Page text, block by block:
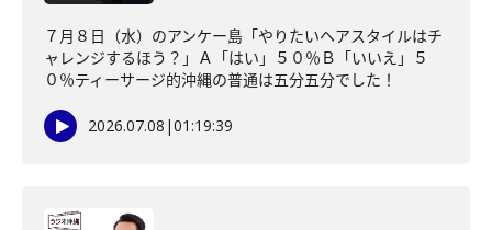
７月８日（水）のアンケー島「やりたいヘアスタイルはチ
ャレンジするほう？」Ａ「はい」５０％Ｂ「いいえ」５
０％ティーサージ的沖縄の普通は五分五分でした！
2026.07.08 |01:19:39